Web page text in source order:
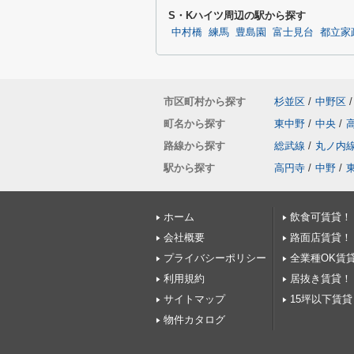
S・Kハイツ周辺の駅から探す
中村橋 練馬 豊島園 富士見台 都立家
市区町村から探す 杉並区 / 中野区 /
町名から探す
東中野 / 中央 /
路線から探す
総武線 / 丸ノ内
駅から探す
高円寺 / 中野 /
ホーム
会社概要
プライバシーポリシー
利用規約
サイトマップ
物件カタログ
飲食可賃貸！
路面店賃貸！
全業種OK賃
居抜き賃貸！
15坪以下賃